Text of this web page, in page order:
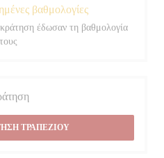
βαθμολογίες
έδωσαν τη βαθμολογία
τους
ΤΡΑΠΕΖΙΟΎ